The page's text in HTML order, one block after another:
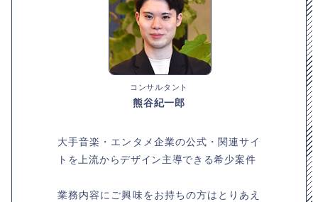
コンサルタント
熊谷紀一郎
大手音楽・エンタメ企業の公式・関連サイ
トを上流からデザイン主導できる希少案件
業務内容にご興味をお持ちの方はとりあえ